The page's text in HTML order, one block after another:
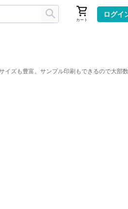
カート
ログイ
ズも豊富。サンプル印刷もできるので大部数